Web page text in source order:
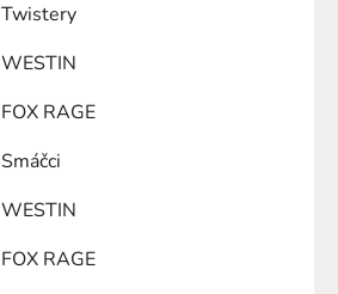
Twistery
WESTIN
FOX RAGE
Smáčci
WESTIN
FOX RAGE